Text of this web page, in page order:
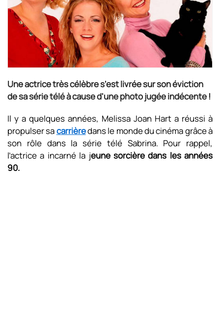
Une actrice très célèbre s'est livrée sur son éviction
de sa série télé à cause d'une photo jugée indécente !
Il y a quelques années, Melissa Joan Hart a réussi à
propulser sacarrièredans le monde du cinéma grâce à
son rôle dans la série télé Sabrina. Pour rappel,
l’actrice a incarné la jeune sorcière dans les années
90.